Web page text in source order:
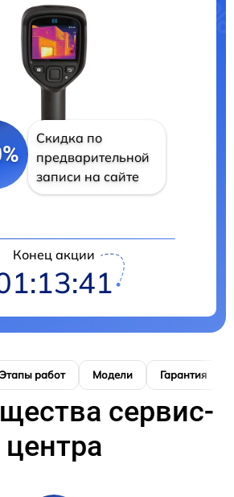
Скидка по
предварительной
записи на сайте
Конец акции
Этапы работ Модели Гарантия
сервис-
центра